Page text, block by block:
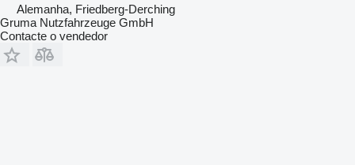
Alemanha, Friedberg-Derching
Gruma Nutzfahrzeuge GmbH
Contacte o vendedor